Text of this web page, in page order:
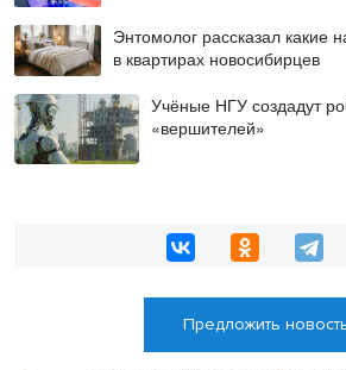
Энтомолог рассказал какие
в квартирах новосибирцев
Учёные НГУ создадут
«вершителей»
Предложить